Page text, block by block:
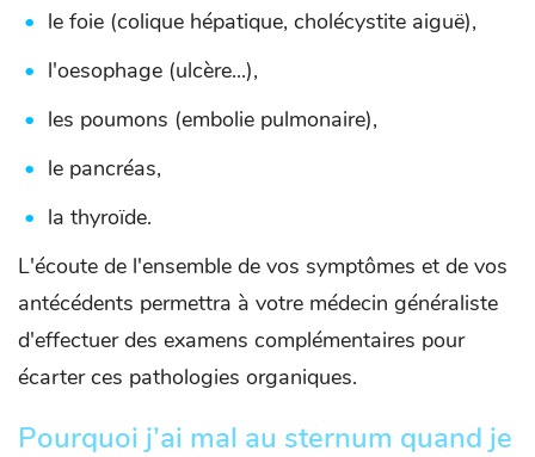
le foie (colique hépatique, cholécystite aiguë),
l'oesophage (ulcère...),
les poumons (embolie pulmonaire),
le pancréas,
la thyroïde.
L'écoute de l'ensemble de vos symptômes et de vos
antécédents permettra à votre médecin généraliste
d'effectuer des examens complémentaires pour
écarter ces pathologies organiques.
Pourquoi j’ai mal au sternum quand je